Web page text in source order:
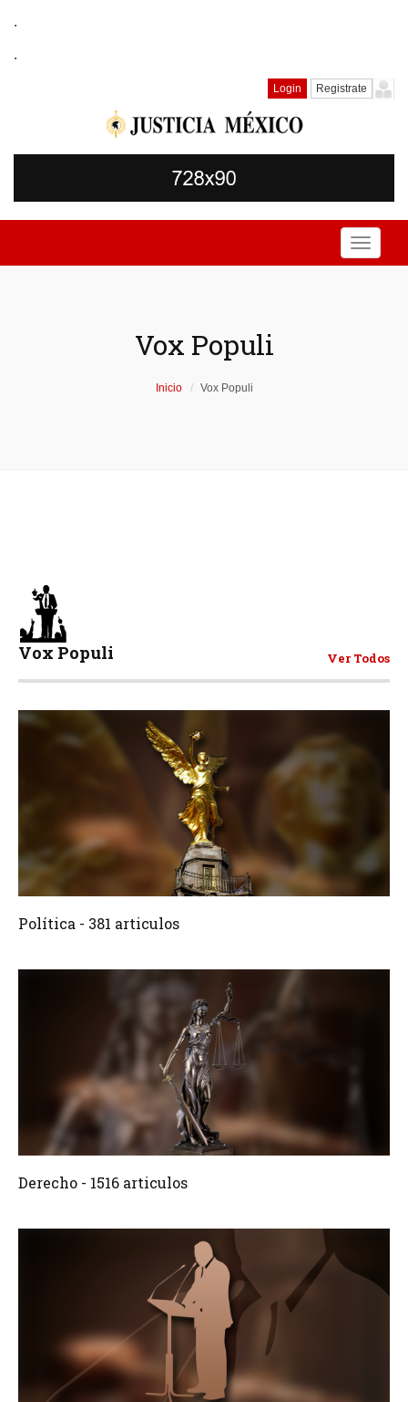
.
.
Login Registrate
Toggle
Vox Populi
Inicio Vox Populi
Vox Populi Ver Todos
381 Articulos
Política - 381 articulos
Crear 1516 Articulos
Derecho - 1516 articulos
Crear 266 Articulos